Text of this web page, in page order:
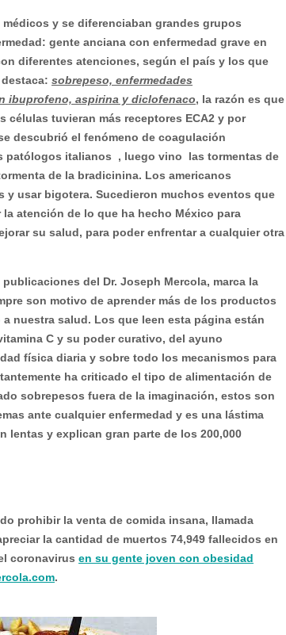
y se diferenciaban grandes grupos
gente anciana con enfermedad grave en
diferentes atenciones, según el país y los que
sobrepeso, enfermedades
ibuprofeno, aspirina y diclofenaco, la razón es que
células tuvieran más receptores ECA2 y por
descubrió el fenómeno de coagulación
patólogos italianos , luego vino las tormentas de
de la bradicinina. Los americanos
y usar bigotera. Sucedieron muchos eventos que
atención de lo que ha hecho México para
su salud, para poder enfrentar a cualquier otra
del Dr. Joseph Mercola, marca la
son motivo de aprender más de los productos
nuestra salud. Los que leen esta página están
C y su poder curativo, del ayuno
física diaria y sobre todo los mecanismos para
ha criticado el tipo de alimentación de
sobrepesos fuera de la imaginación, estos son
ante cualquier enfermedad y es una lástima
lentas y explican gran parte de los 200,000
prohibir la venta de comida insana, llamada
la cantidad de muertos 74,949 fallecidos en
coronavirus en su gente joven con obesidad
.